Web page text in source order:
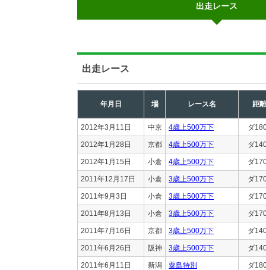
出走レース
出走レース
年月日 場 レース名 距離
2012年3月11日 中京 4歳上500万下 ダ
2012年1月28日 京都 4歳上500万下 ダ
2012年1月15日 小倉 4歳上500万下 ダ
2011年12月17日 小倉 3歳上500万下 ダ
2011年9月3日 小倉 3歳上500万下 ダ
2011年8月13日 小倉 3歳上500万下 ダ
2011年7月16日 京都 3歳上500万下 ダ
2011年6月26日 阪神 3歳上500万下 ダ
2011年6月11日 新潟 粟島特別 ダ